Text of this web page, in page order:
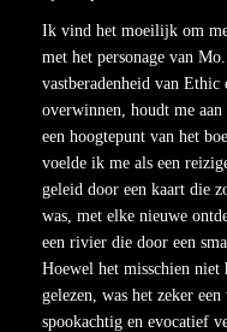
Ik vind het moeilijk om
met het personage van
vastberadenheid van
overwinnen, houdt me
een hoogtepunt van het
voelde ik me als een
geleid door een kaart die
was, met elke nieuwe
een rivier die door een
Hoewel het misschien niet
gelezen, was het zeker
spookachtig en evocatief